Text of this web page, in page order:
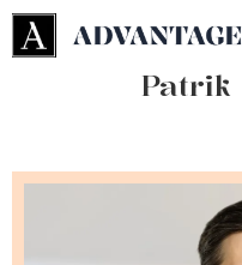
Patrik